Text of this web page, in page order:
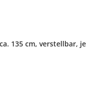
135 cm, verstellbar,